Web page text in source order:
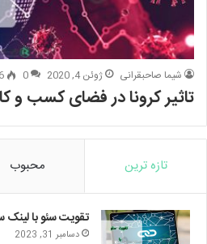
شیما صاحبقرانی ژوئن 4, 2020 0
تاثیر کرونا در فضای کسب و
تازه ترین محبوب
تقویت سئو با
دسامبر 31, 2023